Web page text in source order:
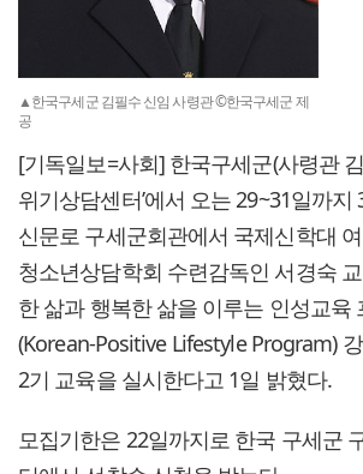
▲한국구세군 김필수 신임 사령관 ©한국구세군 제
공
[기독일보=사회] 한국구세군(사령관
위기상담센터’에서 오는 29~31일까지
신문로 구세군회관에서 국제신학대
청소년상담학회 수련감독인 서경숙
한 삶과 행복한 삶을 이루는 인성교육
(Korean-Positive Lifestyle Program)
2기 교육을 실시한다고 1일 밝혔다.
모집기한은 22일까지로 한국 구세군